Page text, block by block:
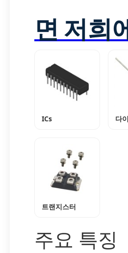
면 저희
ICs 다
트랜지스터
주요 특징